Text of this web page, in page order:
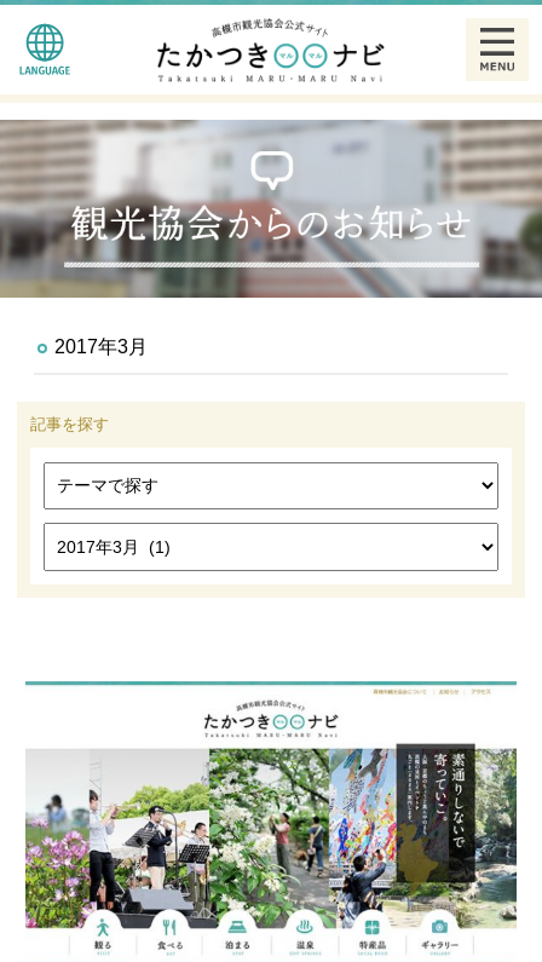
2017年3月
記事を探す
観る
食べる
泊まる
特産品
ギャラリー
たかつきナビゲーター
アクセス
English
简体中文
繁體中文
한글